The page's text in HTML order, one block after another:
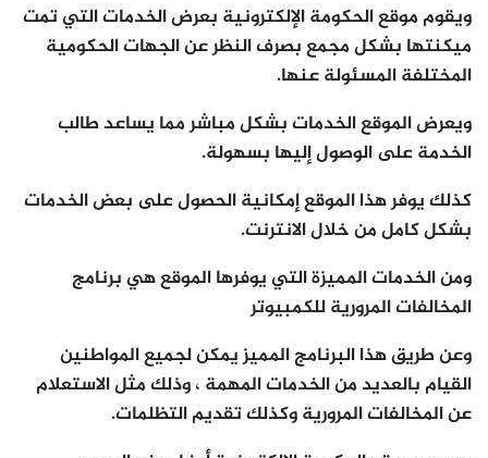
ويقوم موقع الحكومة الإلكترونية بعرض الخدمات التي تمت
ميكنتها بشكل مجمع بصرف النظر عن الجهات الحكومية
المختلفة المسئولة عنها.
ويعرض الموقع الخدمات بشكل مباشر مما يساعد طالب
الخدمة على الوصول إليها بسهولة.
كذلك يوفر هذا الموقع إمكانية الحصول على بعض الخدمات
بشكل كامل من خلال الانترنت.
ومن الخدمات المميزة التي يوفرها الموقع هي برنامج
المخالفات المرورية للكمبيوتر
وعن طريق هذا البرنامج المميز يمكن لجميع المواطنين
القيام بالعديد من الخدمات المهمة ، وذلك مثل الاستعلام
عن المخالفات المرورية وكذلك تقديم التظلمات.